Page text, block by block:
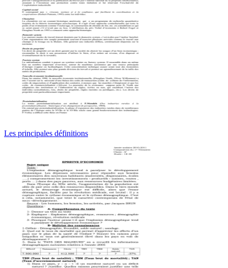
Les principales définitions